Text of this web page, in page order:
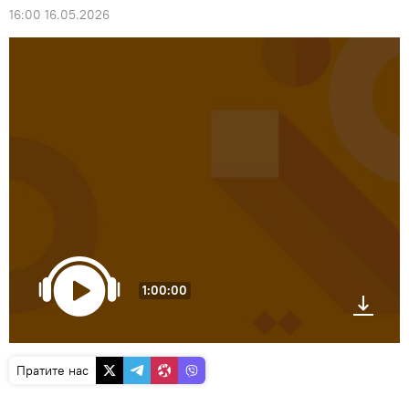
16:00 16.05.2026
1:00:00
Пратите нас